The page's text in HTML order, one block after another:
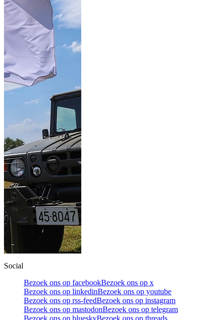
Social
Bezoek ons op facebookBezoek ons op x
Bezoek ons op linkedinBezoek ons op youtube
Bezoek ons op rss-feedBezoek ons op instagram
Bezoek ons op mastodonBezoek ons op telegram